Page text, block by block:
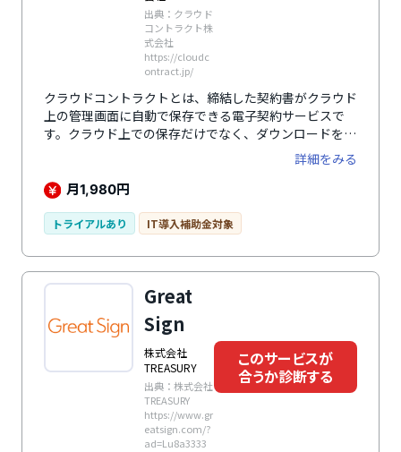
出典：クラウド
コントラクト株
式会社
https://cloudc
ontract.jp/
クラウドコントラクトとは、締結した契約書がクラウド
上の管理画面に自動で保存できる電子契約サービスで
す。クラウド上での保存だけでなく、ダウンロードをし
て管理画面以外の場所でも保存が可能。契約が締結され
ていない契約書を一覧で確認できるので、追いかけ・再
連絡リストとして活用できます。締結された契約書の
署名の付与のし忘れ防止や不正な改ざんの防止ができま
の「デジサート」を採用しているので安心して利用でき
ます。アカウント同士を親子関係に設定できるのも特
徴。親アカウントは子アカウント内の閲覧・操作にな
り、社内管理を強化できます。インターネット環境があ
ればパソコンだけでなくスマートフォンやタブレットか
らでも締結や却下の操作が可能です。
詳細をみる
月1,980円
トライアルあり IT導入補助金対象
Great
Sign
株式会社
TREASURY
出典：株式会社
TREASURY
https://www.gr
eatsign.com/?
ad=Lu8a3333
このサービスが
合うか診断する